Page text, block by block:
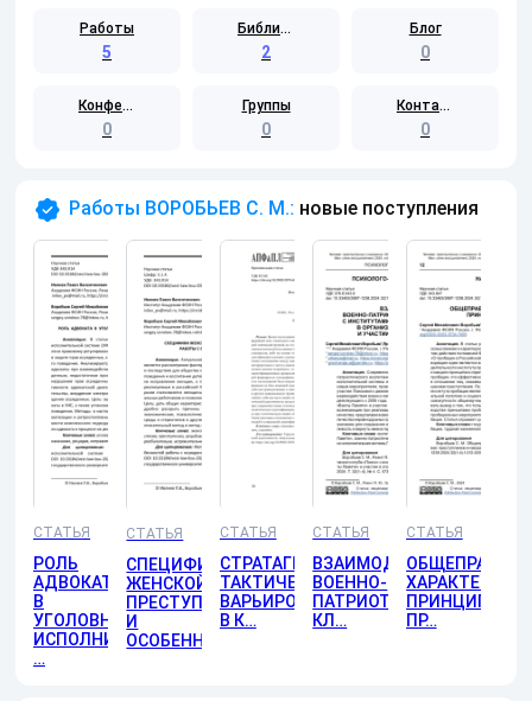
Работы
5
Библиотека
2
Блог
0
Конференции
0
Группы
0
Контакты
0
Работы ВОРОБЬЕВ С. М.: новые поступления
СТАТЬЯ
РОЛЬ
АДВОКАТА
В
УГОЛОВНО-
ИСПОЛНИТЕЛЬНОЙ
…
СТАТЬЯ
СПЕЦИФИКИ
ЖЕНСКОЙ
ПРЕСТУПНОСТИ
И
ОСОБЕНН…
СТАТЬЯ
СТРАТАГЕМНО-
ТАКТИЧЕСКОЕ
ВАРЬИРОВАНИЕ
В К…
СТАТЬЯ
ВЗАИМОДЕЙСТВИЕ
ВОЕННО-
ПАТРИОТИЧЕСКОГО
КЛ…
СТАТЬЯ
ПРИНЦИПОВ
ПР…